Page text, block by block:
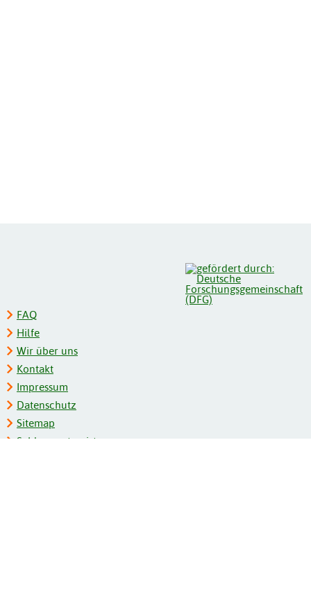
FAQ
Hilfe
Wir über uns
Kontakt
Impressum
Datenschutz
Sitemap
Schlagwortregister